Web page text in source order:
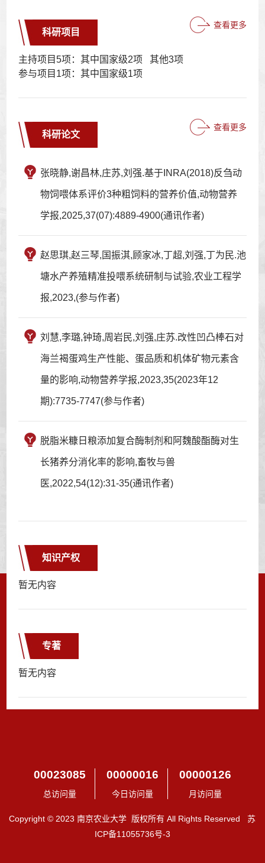
科研项目
查看更多
主持项目5项：其中国家级2项 其他3项
参与项目1项：其中国家级1项
科研论文
查看更多
张晓静,谢昌林,庄苏,刘强.基于INRA(2018)反刍动
物饲喂体系评价3种粗饲料的营养价值,动物营养
学报,2025,37(07):4889-4900(通讯作者)
赵思琪,赵三琴,国振淇,顾家冰,丁超,刘强,丁为民.池
塘水产养殖精准投喂系统研制与试验,农业工程学
报,2023,(参与作者)
刘慧,李璐,钟琦,周岩民,刘强,庄苏.改性凹凸棒石对
海兰褐蛋鸡生产性能、蛋品质和机体矿物元素含
量的影响,动物营养学报,2023,35(2023年12
期):7735-7747(参与作者)
脱脂米糠日粮添加复合酶制剂和阿魏酸酯酶对生
长猪养分消化率的影响,畜牧与兽
医,2022,54(12):31-35(通讯作者)
知识产权
暂无内容
专著
暂无内容
00023085
总访问量
00000016
今日访问量
00000126
月访问量
Copyright © 2023 南京农业大学 版权所有 All Rights Reserved 苏
ICP备11055736号-3